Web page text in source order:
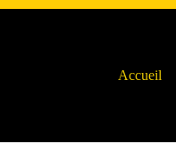
Accueil